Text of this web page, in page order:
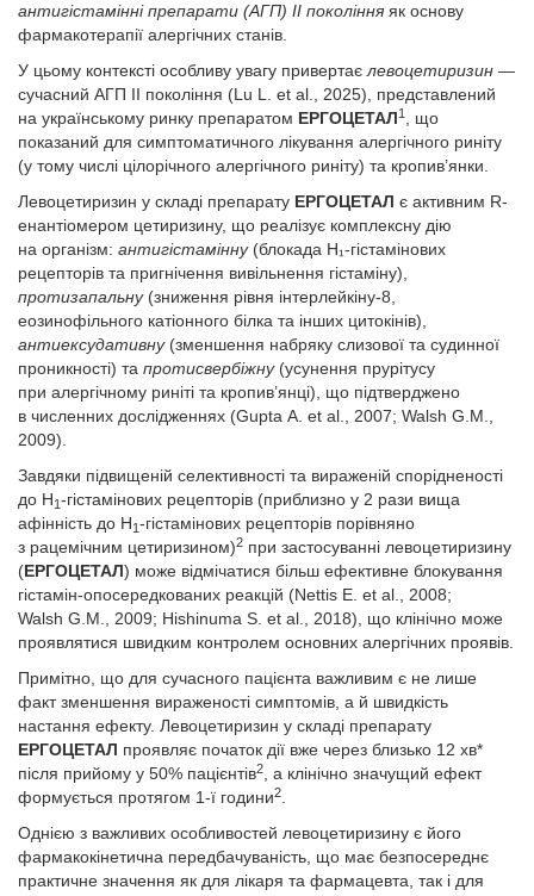
антигістамінні препарати (АГП) II покоління як основу
фармакотерапії алергічних станів.
У цьому контексті особливу увагу привертаєлевоцетиризин —
сучасний АГП II покоління (Lu L. et al., 2025), представлений
на українському ринку препаратом ЕРГОЦЕТАЛ1 , що
показаний для симптоматичного лікування алергічного риніту
(у тому числі цілорічного алергічного риніту) та кропив’янки.
Левоцетиризин у складі препарату ЕРГОЦЕТАЛ є активним R-
енантіомером цетиризину, що реалізує комплексну дію
на організм: антигістамінну(блокада H₁-гістамінових
рецепторів та пригнічення вивільнення гістаміну),
протизапальну(зниження рівня інтерлейкіну-8,
еозинофільного катіонного білка та інших цитокінів),
антиексудативну(зменшення набряку слизової та судинної
проникності) та протисвербіжну(усунення прурітусу
при алергічному риніті та кропив’янці), що підтверджено
в численних дослідженнях (Gupta A. et al., 2007; Walsh G.M.,
2009).
Завдяки підвищеній селективності та вираженій спорідненості
до H1-гістамінових рецепторів (приблизно у 2 рази вища
афінність до H1-гістамінових рецепторів порівняно
з рацемічним цетиризином)2 при застосуванні левоцетиризину
(Е­РГОЦЕТАЛ) може відмічатися більш ефективне блокування
гістамін-опосередкованих реакцій (Nettis E. et al., 2008;
Walsh G.M., 2009; Hishinuma S. et al., 2018), що клінічно може
проявлятися швидким контролем основних алергічних проявів.
Примітно, що для сучасного пацієнта важливим є не лише
факт зменшення вираженості симптомів, а й швидкість
настання ефекту. Левоцетиризин у складі препарату
ЕРГОЦЕТА­Л проявляє початок дії вже через близько 12 хв*
після прийому у 50% пацієнтів2, а клінічно значущий ефект
формується протягом 1-ї години2.
Однією з важливих особливостей левоцетиризину є його
фармакокінетична передбачуваність, що має безпосереднє
практичне значення як для лікаря та фармацевта, так і для